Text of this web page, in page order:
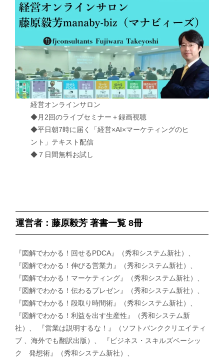
経営オンラインサロン
◆月2回のライブセミナー＋録画視聴
◆平日朝7時に届く「経営×AI×マーケティングのヒ
ント」テキスト配信
◆７日間無料お試し
運営者：藤原毅芳 著書一覧 8冊
『図解でわかる！回せるPDCA』（秀和システム新社）、
『図解でわかる！伸びる営業力』（秀和システム新社）、
『図解でわかる！マーケティング』（秀和システム新社）、
『図解でわかる！伝わるプレゼン』（秀和システム新社）、
『図解でわかる！段取り時間術』（秀和システム新社）、
『図解でわかる！利益を出す生産性』（秀和システム新
社）、 『営業は説明するな！』（ソフトバンククリエイティ
ブ 、海外でも翻訳出版）、 『ビジネス・スキルズベーシッ
ク 発想術』（秀和システム新社）、